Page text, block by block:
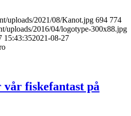
uploads/2021/08/Kanot.jpg 694 774
uploads/2016/04/logotype-300x88.jpg
15:43:352021-08-27
fiskefantast på